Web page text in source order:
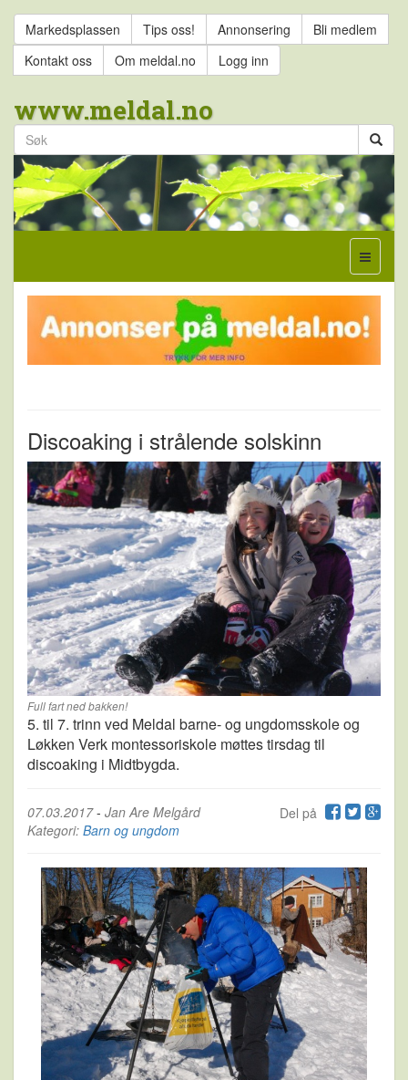
Markedsplassen Tips oss! Annonsering
Bli medlem
Kontakt oss
Om meldal.no Logg inn
www.meldal.no
Discoaking i strålende solskinn
Full fart ned bakken!
5. til 7. trinn ved Meldal barne- og ungdomsskole og
Løkken Verk montessoriskole møttes tirsdag til
discoaking i Midtbygda.
Del på
07.03.2017- Jan Are Melgård
Kategori: Barn og ungdom